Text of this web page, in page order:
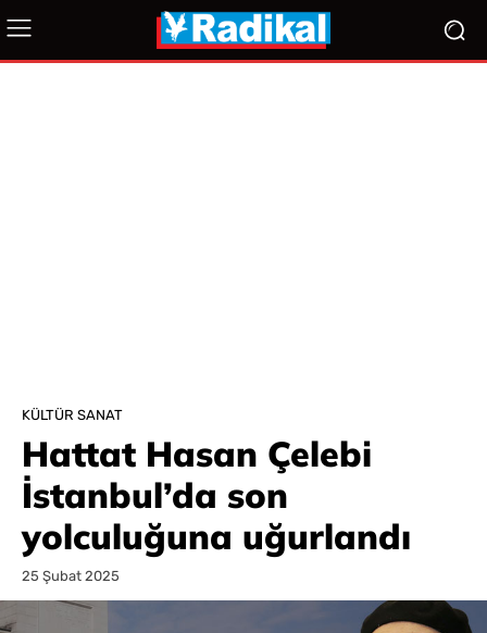
KÜLTÜR SANAT
Hattat Hasan Çelebi
İstanbul’da son
yolculuğuna uğurlandı
25 Şubat 2025